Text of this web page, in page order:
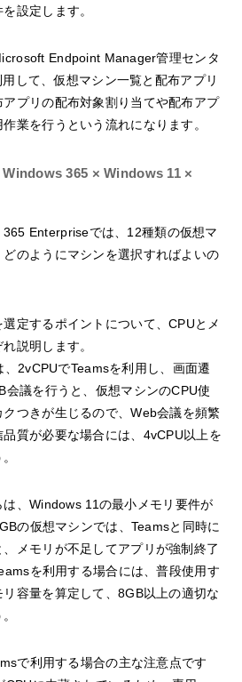
設定します。
Endpoint Manager管理センタ
して、仮想マシン一覧と配布アプリ
プリの配布対象割り当てや配布アプ
業を行うという流れになります。
Windows 365 × Windows 11 ×
Enterpriseでは、12種類の仮想マ
のようにマシンを選択すればよいの
定するポイントについて、CPUとメ
説明します。
、2vCPUでTeamsを利用し、画面遷
会議を行うと、仮想マシンのCPU使
つきが生じるので、Web会議を頻繁
質が必要な場合には、4vCPU以上を
、Windows 11の最小メモリ要件が
の仮想マシンでは、Teamsと同時に
メモリが不足してアプリが強制終了
を利用する場合には、普段使用す
容量を算定して、8GB以上の適切な
で利用する場合の主な注意点です